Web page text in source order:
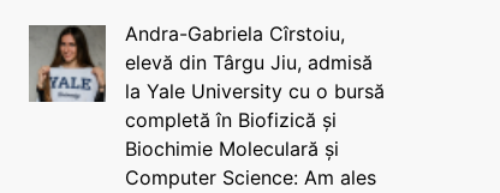
Andra-Gabriela Cîrstoiu,
elevă din Târgu Jiu, admisă
la Yale University cu o bursă
completă în Biofizică și
Biochimie Moleculară și
Computer Science: Am ales